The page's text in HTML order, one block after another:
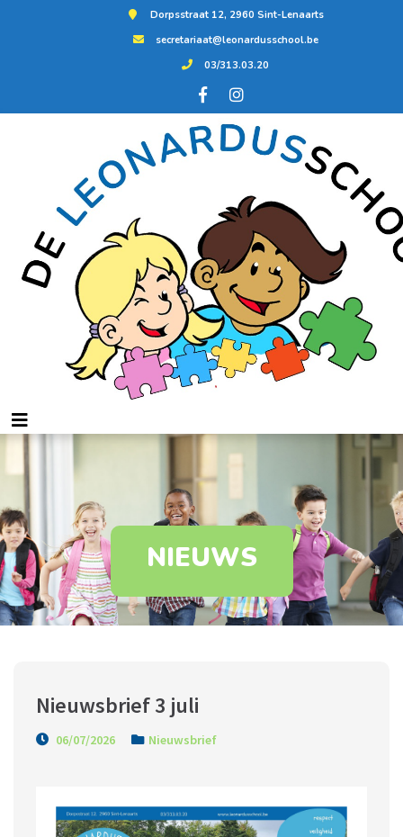
Dorpsstraat 12, 2960 Sint-Lenaarts
secretariaat@leonardusschool.be
03/313.03.20
NIEUWS
Nieuwsbrief 3 juli
06/07/2026 Nieuwsbrief